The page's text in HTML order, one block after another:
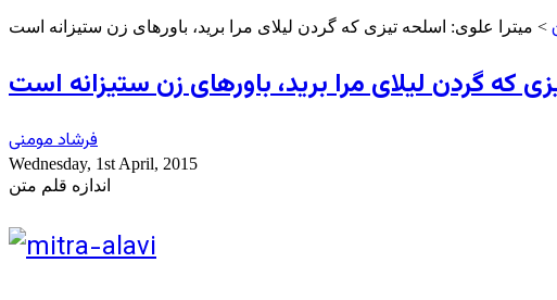
> میترا علوی: اسلحه تیزی که گردن لیلای مرا برید، باورهای زن ستیزانه است
که گردن لیلای مرا برید، باورهای زن ستیزانه است
فرشاد مومنی
Wednesday, 1st April, 2015
اندازه قلم متن